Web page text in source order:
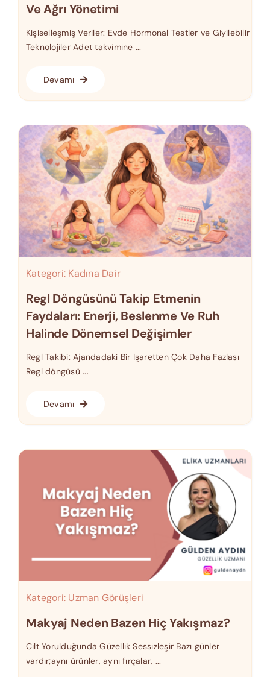
Ve Ağrı Yönetimi
Kişiselleşmiş Veriler: Evde Hormonal Testler ve Giyilebilir
Teknolojiler Adet takvimine ...
Devamı
Kategori: Kadına Dair
Regl Döngüsünü Takip Etmenin
Faydaları: Enerji, Beslenme Ve Ruh
Halinde Dönemsel Değişimler
Regl Takibi: Ajandadaki Bir İşaretten Çok Daha Fazlası
Regl döngüsü ...
Devamı
Kategori: Uzman Görüşleri
Makyaj Neden Bazen Hiç Yakışmaz?
Cilt Yorulduğunda Güzellik Sessizleşir Bazı günler
vardır;aynı ürünler, aynı fırçalar, ...